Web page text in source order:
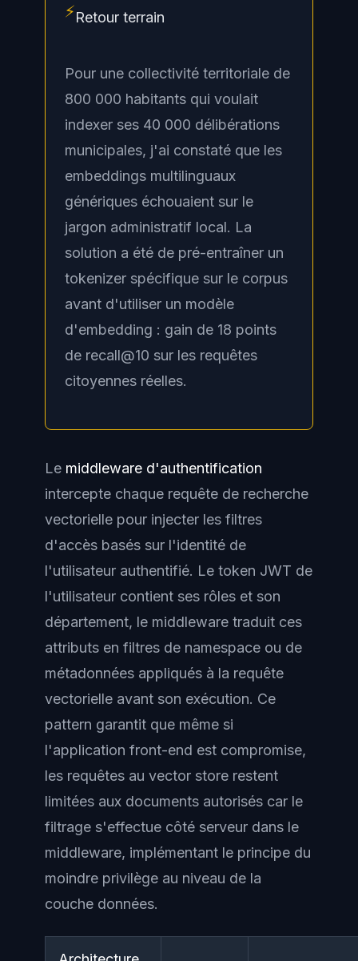
⚡Retour terrain
Pour une collectivité territoriale de
800 000 habitants qui voulait
indexer ses 40 000 délibérations
municipales, j'ai constaté que les
embeddings multilinguaux
génériques échouaient sur le
jargon administratif local. La
solution a été de pré-entraîner un
tokenizer spécifique sur le corpus
avant d'utiliser un modèle
d'embedding : gain de 18 points
de recall@10 sur les requêtes
citoyennes réelles.
Le middleware d'authentification
intercepte chaque requête de recherche
vectorielle pour injecter les filtres
d'accès basés sur l'identité de
l'utilisateur authentifié. Le token JWT de
l'utilisateur contient ses rôles et son
département, le middleware traduit ces
attributs en filtres de namespace ou de
métadonnées appliqués à la requête
vectorielle avant son exécution. Ce
pattern garantit que même si
l'application front-end est compromise,
les requêtes au vector store restent
limitées aux documents autorisés car le
filtrage s'effectue côté serveur dans le
middleware, implémentant le principe du
moindre privilège au niveau de la
couche données.